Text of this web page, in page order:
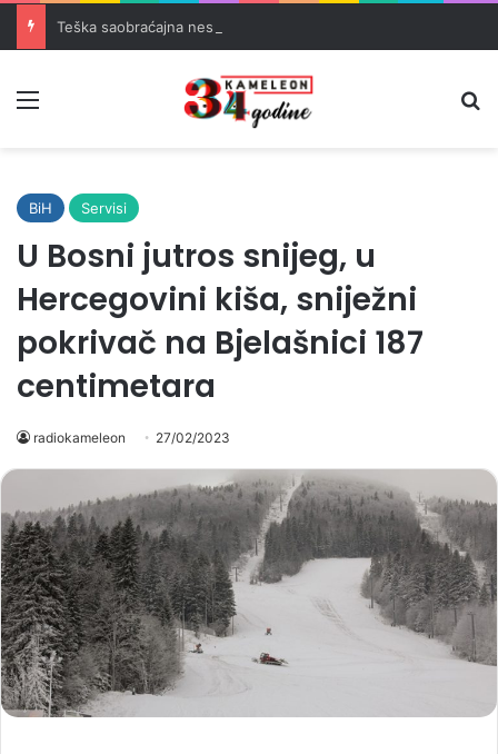
BiH Servisi
U Bosni jutros snijeg, u
Hercegovini kiša, sniježni
pokrivač na Bjelašnici 187
centimetara
radiokameleon 27/02/2023